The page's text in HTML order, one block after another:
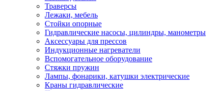
Траверсы
Лежаки, мебель
Стойки опорные
Гидравлические насосы, цилиндры, манометры
Аксессуары для прессов
Индукционные нагреватели
Вспомогательное оборудование
Стяжки пружин
Лампы, фонарики, катушки электрические
Краны гидравлические